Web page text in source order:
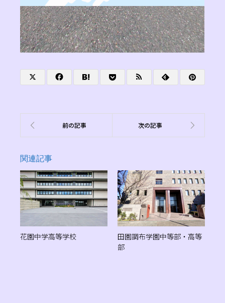
関連記事
花園中学高等学校
田園調布学園中等部・高等
部